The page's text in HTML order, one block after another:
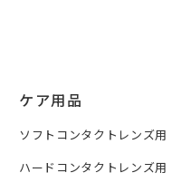
ケア用品
ソフトコンタクトレンズ用
ハードコンタクトレンズ用